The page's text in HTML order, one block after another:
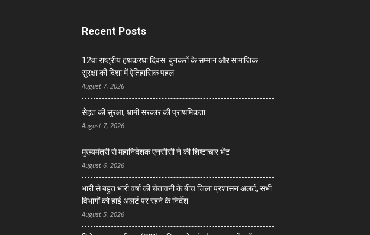
Recent Posts
12वां राष्ट्रीय हथकरघा दिवस: बुनकरों के सम्मान और सामाजिक
सुरक्षा की दिशा में ऐतिहासिक पहल
August 7, 2026
सेहत की सुरक्षा, धामी सरकार की प्राथमिकता
August 7, 2026
मुख्यमंत्री से महानिदेशक एनसीसी ने की शिष्टाचार भेंट
August 6, 2026
भारी से बहुत भारी वर्षा की चेतावनी के बीच जिला प्रशासन अलर्ट, सभी
विभागों को हाई अलर्ट पर रहने के निर्देश
August 5, 2026